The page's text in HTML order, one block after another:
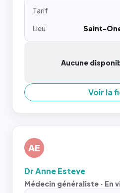
Tarif
Lieu
Saint-
Aucune
Voir la
AE
Dr Anne Esteve
Médecin généraliste · En